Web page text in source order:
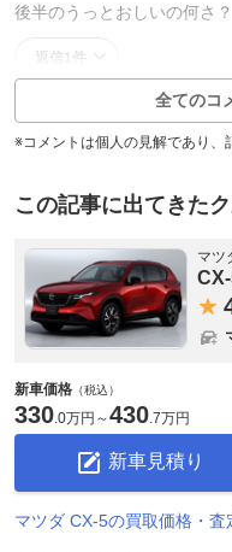
後半のうっとおしいの何さ？
返信1件
全てのコ
※コメントは個人の見解であり、
この記事に出てきた
マツ
新車価格 （税込）
330.0万円 ～430.7万円
新車見積り
マツダ CX-5の買取価格・査